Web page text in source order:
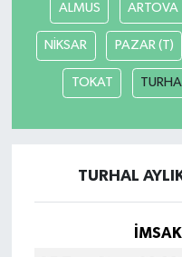
ALMUS ARTOVA
NİKSAR PAZAR (T)
TOKAT
TURHAL
İMSAK